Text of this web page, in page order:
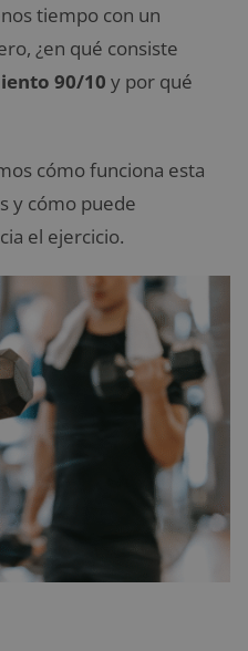
tiempo con un
¿en qué consiste
90/10 y por qué
cómo funciona esta
y cómo puede
el ejercicio.